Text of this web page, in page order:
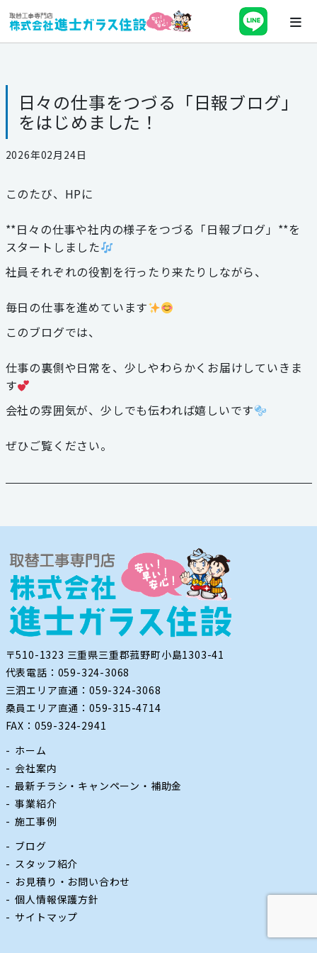
会社案内
スタッフ紹介
お見積り・お問い合わせ
個人情報保護方針
サイトマップ
059-324-3068
桑員エリア直通
059-315-4714
FAX
059-324-2941
電話受付：9：00〜17：00
定休日：日曜・祝日
日々の仕事をつづる「日報ブログ」
をはじめました！
2026年02月24日
このたび、HPに
**日々の仕事や社内の様子をつづる「日報ブログ」**を
スタートしました
社員それぞれの役割を行ったり来たりしながら、
毎日の仕事を進めています
このブログでは、
仕事の裏側や日常を、少しやわらかくお届けしていきま
す
会社の雰囲気が、少しでも伝われば嬉しいです
ぜひご覧ください。
〒510-1323 三重県三重郡菰野町小島1303-41
代表電話：059-324-3068
三泗エリア直通：059-324-3068
桑員エリア直通：059-315-4714
FAX：059-324-2941
ホーム
会社案内
最新チラシ・キャンペーン・補助金
事業紹介
施工事例
ブログ
スタッフ紹介
お見積り・お問い合わせ
個人情報保護方針
サイトマップ